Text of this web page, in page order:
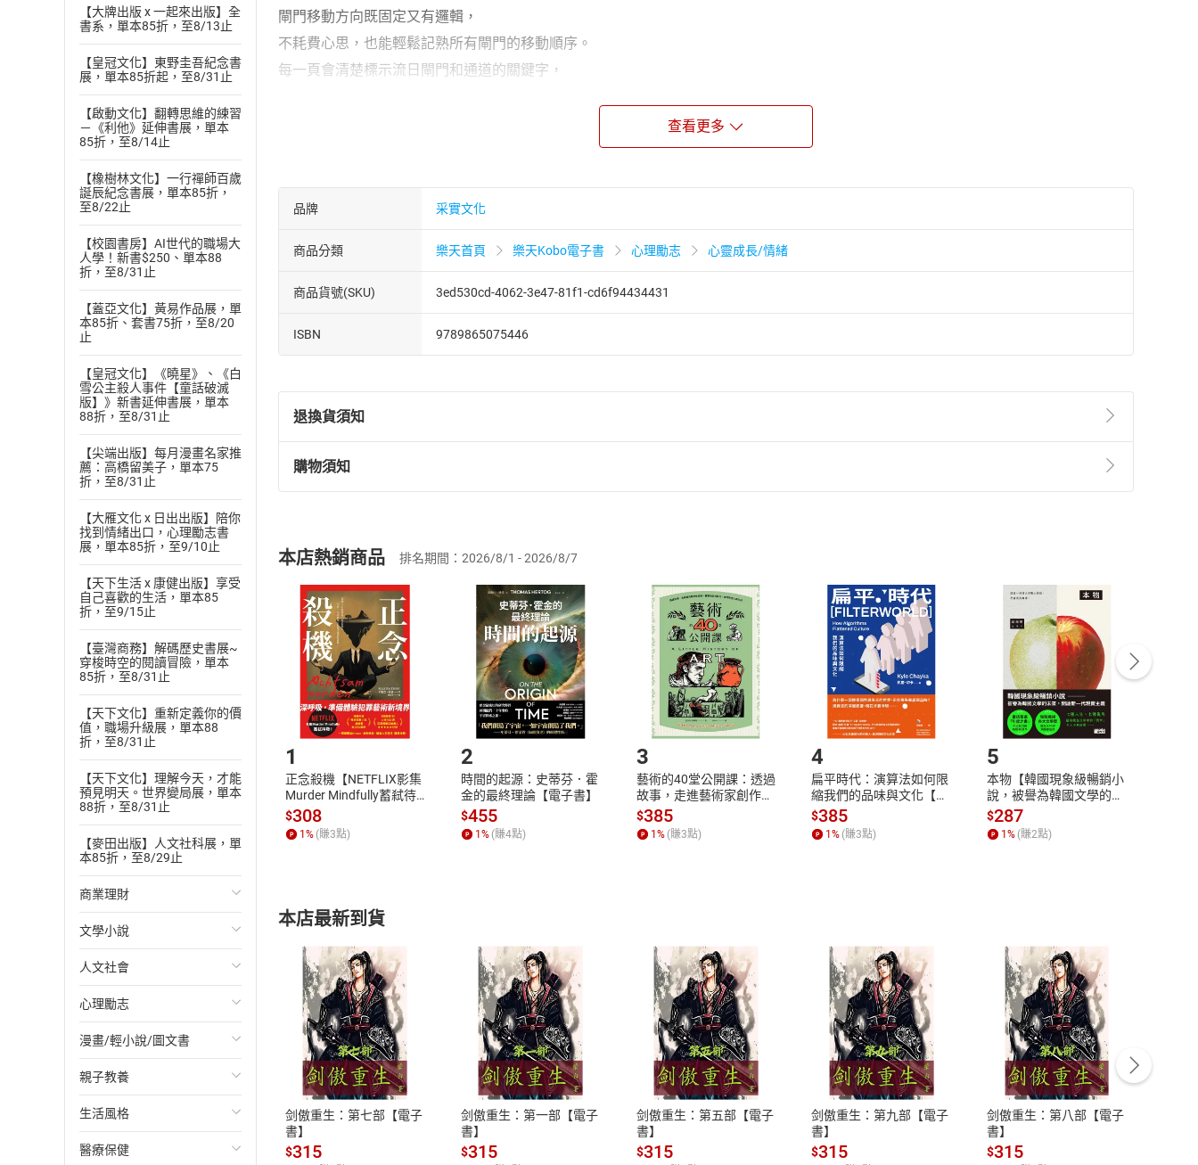
【大牌出版 x 一起來出版】全
書系，單本85折，至8/13止
【皇冠文化】東野圭吾紀念書
展，單本85折起，至8/31止
【啟動文化】翻轉思維的練習
－《利他》延伸書展，單本
85折，至8/14止
【橡樹林文化】一行禪師百歲
誕辰紀念書展，單本85折，
至8/22止
【校園書房】AI世代的職場大
人學！新書$250、單本88
折，至8/31止
【蓋亞文化】黃易作品展，單
本85折、套書75折，至8/20
止
【皇冠文化】《曉星》、《白
雪公主殺人事件【童話破滅
版】》新書延伸書展，單本
88折，至8/31止
【尖端出版】每月漫畫名家推
薦：高橋留美子，單本75
折，至8/31止
【大雁文化 x 日出出版】陪你
找到情緒出口，心理勵志書
展，單本85折，至9/10止
【天下生活 x 康健出版】享受
自己喜歡的生活，單本85
折，至9/15止
【臺灣商務】解碼歷史書展~
穿梭時空的閱讀冒險，單本
85折，至8/31止
【天下文化】重新定義你的價
值，職場升級展，單本88
折，至8/31止
【天下文化】理解今天，才能
預見明天。世界變局展，單本
88折，至8/31止
【麥田出版】人文社科展，單
本85折，至8/29止
商業理財
投資理財
經濟/趨勢
財務/金融
管理/領導
職場工作術
成功法
行銷/廣告
文學小說
歐美文學
日本文學
韓國文學
華文文學
經典文學
成長/家庭生活小說
人文社會
國際關係
政治
社會科學
台灣/中國歷史
日/韓歷史
心理勵志
心靈成長/情緒
人際關係
兩性關係
心理學
漫畫/輕小說/圖文書
輕小說
奇幻/科幻
愛情故事
親子教養
教育現場
兒童文學/故事
生活風格
飲食/食譜
醫療保健
閘門移動方向既固定又有邏輯，
不耗費心思，也能輕鬆記熟所有閘門的移動順序。
每一頁會清楚標示流日閘門和通道的關鍵字，
特地標示行星逆行的橢圓形箭頭。
不只是日誌，更有專業知識
除了有13個月的流日圖，還附有人類圖專業知識的關鍵字索引：
輪迴交叉、通道、閘門、384條爻、人類圖四等分、通道群……
內文收錄「曼陀羅十六神界」和「曼陀羅基因密碼子」，
無論你是人類圖初學者或專業分析師，都是很好學習的工具。
查看更多
品牌 采實文化
商品分類 樂天首頁 樂天Kobo電子書 心理勵志 心靈成長/情緒
商品貨號(SKU) 3ed530cd-4062-3e47-81f1-cd6f94434431
ISBN 9789865075446
退換貨須知
退換貨規定：
(一)依消費者保護法第19條第1項後段暨通訊交易解除權合理例外情事適用準則第2條第5款之規定，「非以有形媒介提供之數位
(二)消費者訂購本店鋪之商品即代表知悉本店鋪所銷售之商品為電子書，屬非以有形媒介提供之數位內容，消費者同意若訂購後
且已下載/存取電子書，不得請求退貨退款。
退貨方式：您欲取消訂單或辦理退貨時，請登入樂天市場，並於「我的訂單」中點選「瀏覽訂單明細」
「申請取消訂單 /退
貨」，本店鋪將依您的申請進行審核，待審核通過後將為您辦理退款事宜。
請注意，樂天市場須以整筆訂單為單位進行取消/退貨，恕無法以單支商品取消/退貨。
購物須知
挑選商品
Choose
放入購物車
Shopping cart
登入帳號
Login
付款方式
Payment
完成
Complete
購書後，如何開始使用？
Step1.選擇閱讀載具 Step2.登入帳號，下載書籍後看書
付款方式
ATM轉帳、信用卡、LINE PAY、AFTEE
退換貨規範
本店是否提供消費者保護法七日猶豫期
之權利，遽消費者保護法及通訊交易解
除權合理例外情事適用準則，依商品性
質各有不同規定。詳細退換貨說明請參
客服資訊
服務時間：週一到週五 10:00-12:00、
13:00-17:00 (國定假日及例假日休息)
客服電話：0080-1857077
本店熱銷商品 排名期間：2026/8/1 - 2026/8/7
1
正念殺機【NETFLIX影集
Murder Mindfully蓄弒待
發】【電子書】
$308
1 % (賺3點)
2
時間的起源：史蒂芬．霍
金的最終理論【電子書】
$455
1 % (賺4點)
3
藝術的40堂公開課：透過
故事，走進藝術家創作現
場，看藝術如何誕生、如
何形塑人類生活【電子
書】
$385
1 % (賺3點)
4
扁平時代：演算法如何限
縮我們的品味與文化【電
子書】
$385
1% (賺3點)
5
本物【韓國現象級暢銷小
說，被譽為韓國文學的未
來】【電子書】
$287
1% (賺2點)
本店最新到貨
剑傲重生：第七部【電子
書】
$315
剑傲重生：第一部【電子
書】
$315
剑傲重生：第五部【電子
書】
$315
剑傲重生：第九部【電子
書】
$315
剑傲重生：第八部【電子
書】
$315